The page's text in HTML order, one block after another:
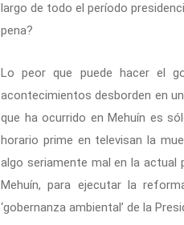
largo de todo el período
pena?
Lo peor que puede hacer el
acontecimientos desborden en
que ha ocurrido en Mehuín es
horario prime en televisan la
algo seriamente mal en la actual
Mehuín, para ejecutar la
‘gobernanza ambiental’ de la